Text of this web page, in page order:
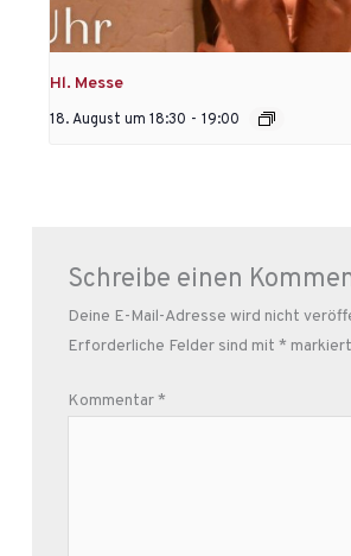
Hl. Messe
18. August um 18:30 - 19:00
Schreibe einen
Deine E-Mail-Adresse wird nicht
Erforderliche Felder sind mit * markiert
Kommentar*